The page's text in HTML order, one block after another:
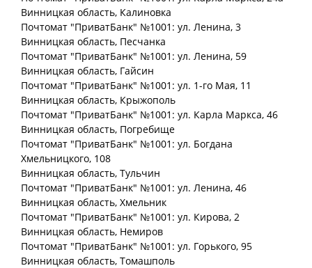
Винницкая область, Калиновка
Почтомат "ПриватБанк" №1001: ул. Ленина, 3
Винницкая область, Песчанка
Почтомат "ПриватБанк" №1001: ул. Ленина, 59
Винницкая область, Гайсин
Почтомат "ПриватБанк" №1001: ул. 1-го Мая, 11
Винницкая область, Крыжополь
Почтомат "ПриватБанк" №1001: ул. Карла Маркса, 46
Винницкая область, Погребище
Почтомат "ПриватБанк" №1001: ул. Богдана
Хмельницкого, 108
Винницкая область, Тульчин
Почтомат "ПриватБанк" №1001: ул. Ленина, 46
Винницкая область, Хмельник
Почтомат "ПриватБанк" №1001: ул. Кирова, 2
Винницкая область, Немиров
Почтомат "ПриватБанк" №1001: ул. Горького, 95
Винницкая область, Томашполь